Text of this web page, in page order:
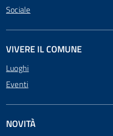
Sociale
VIVERE IL COMUNE
Luoghi
Eventi
NOVITÀ